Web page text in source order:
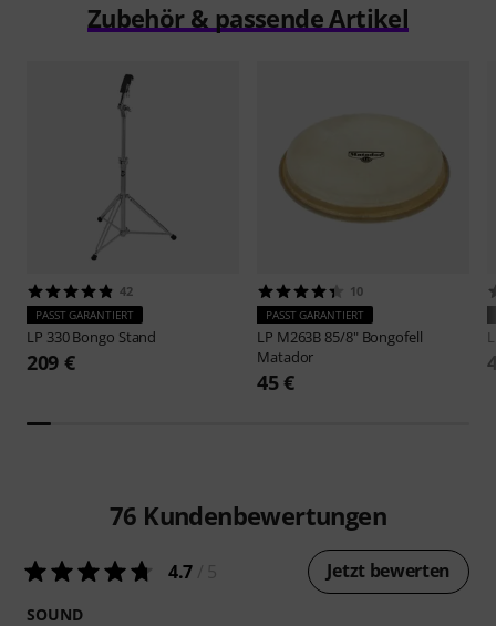
Zubehör & passende Artikel
42
PASST GARANTIERT
LP 330 Bongo Stand
209 €
10
PASST GARANTIERT
LP M263B 85/8" Bongofell
Matador
45 €
76 Kundenbewertungen
4.7 Jetzt bewerten
SOUND